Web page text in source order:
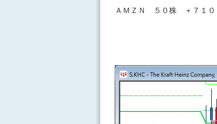
ＡＭＺＮ ５０株 ＋７１０